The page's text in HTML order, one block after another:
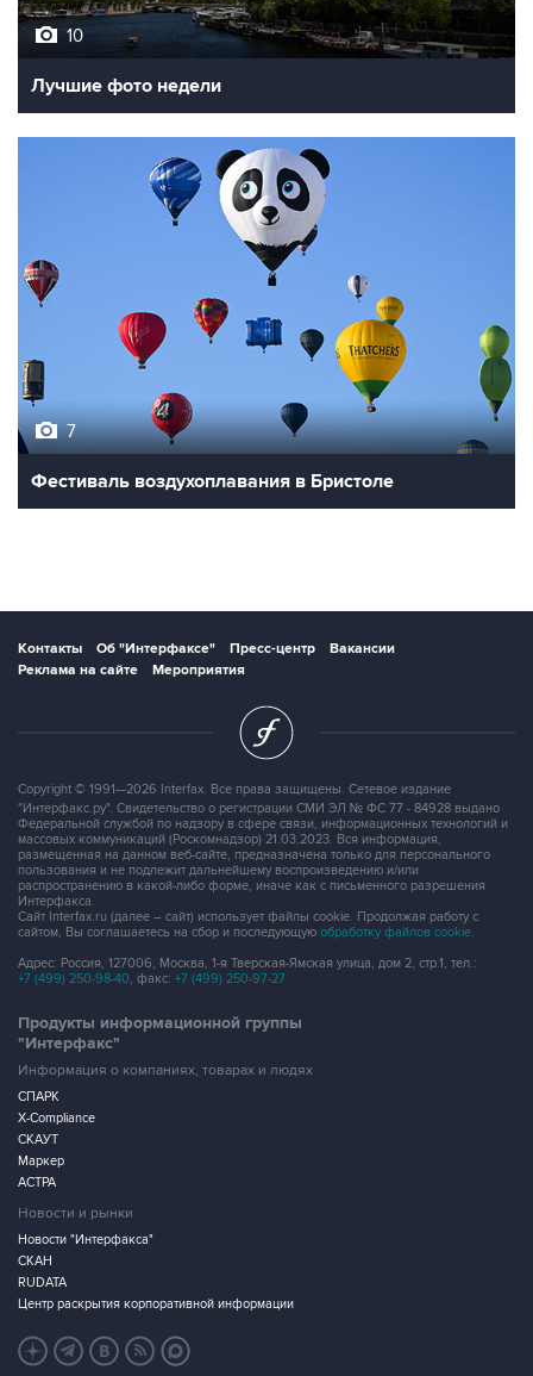
10
Лучшие фото недели
7
Фестиваль воздухоплавания в Бристоле
Контакты Об "Интерфаксе" Пресс-центр
Вакансии
Реклама на сайте
Мероприятия
Copyright © 1991—2026 Interfax. Все права защищены. Сетевое издание
"Интерфакс.ру". Свидетельство о регистрации СМИ ЭЛ № ФС 77 - 84928 выдано
Федеральной службой по надзору в сфере связи, информационных технологий и
массовых коммуникаций (Роскомнадзор) 21.03.2023. Вся информация,
размещенная на данном веб-сайте, предназначена только для персонального
пользования и не подлежит дальнейшему воспроизведению и/или
распространению в какой-либо форме, иначе как с письменного разрешения
Интерфакса.
Сайт Interfax.ru (далее – сайт) использует файлы cookie. Продолжая работу с
сайтом, Вы соглашаетесь на сбор и последующую обработку файлов cookie.
Адрес: Россия, 127006, Москва, 1-я Тверская-Ямская улица, дом 2, стр.1, тел.:
+7 (499) 250-98-40, факс: +7 (499) 250-97-27
Продукты информационной группы
"Интерфакс"
Информация о компаниях, товарах и людях
СПАРК
X-Compliance
СКАУТ
Маркер
АСТРА
Новости и рынки
Новости "Интерфакса"
СКАН
RUDATA
Центр раскрытия корпоративной информации